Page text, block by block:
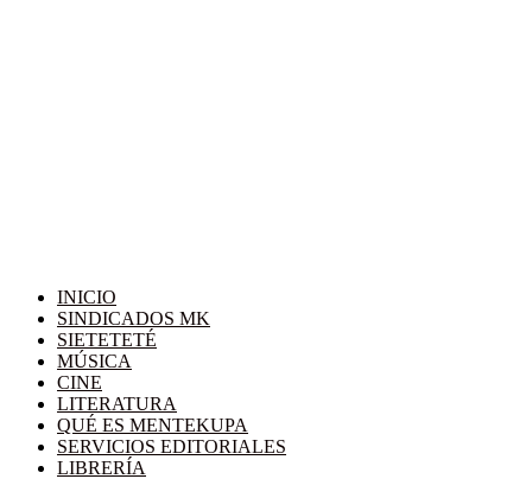
INICIO
SINDICADOS MK
SIETETETÉ
MÚSICA
CINE
LITERATURA
QUÉ ES MENTEKUPA
SERVICIOS EDITORIALES
LIBRERÍA